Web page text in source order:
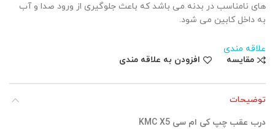
های نامناسب در بدنه می باشد که باعث جلوگیری از ورود صدا و آب
به داخل کابین می شود.
علاقه مندی
مقایسه
افزودن به علاقه مندی
توضیحات
درب عقب چپ کی ام سی KMC X5